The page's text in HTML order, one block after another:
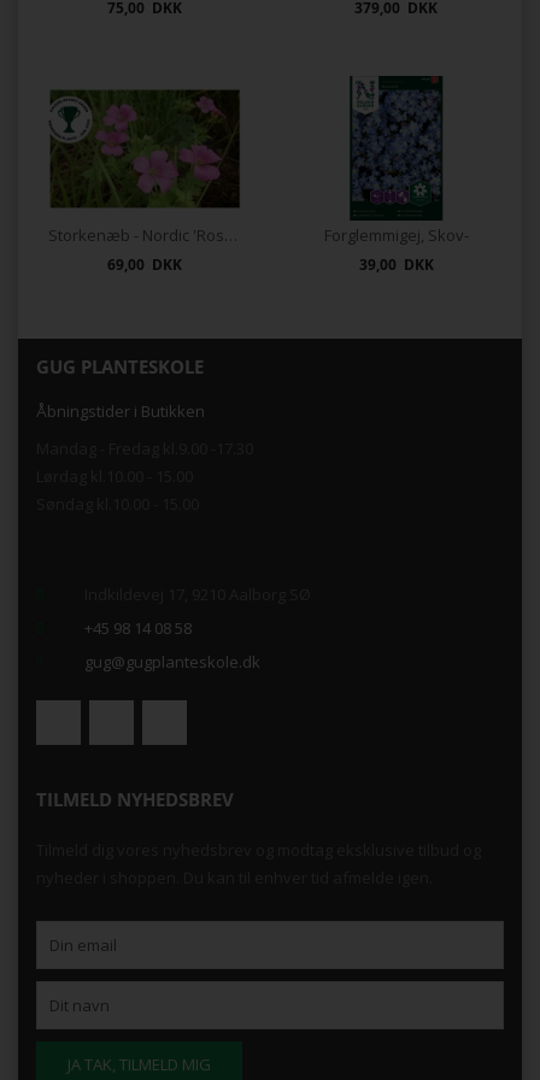
75,00 DKK 379,00 DKK
Storkenæb - Nordic 'Rose Clair'
69,00 DKK
Forglemmigej, Skov-
39,00 DKK
GUG PLANTESKOLE
Åbningstider i Butikken
+45 98 14 08 58
gug@gugplanteskole.dk
TILMELD NYHEDSBREV